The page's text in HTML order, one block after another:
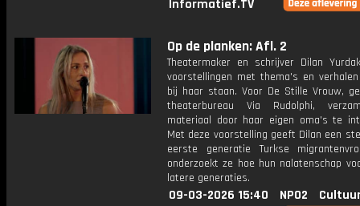
Informatief.TV
Op de planken: Afl. 2
Theatermaker en schrijver Dilan
voorstellingen met thema's en
bij haar staan. Voor De Stille Vrouw,
theaterbureau Via Rudolphi,
materiaal door haar eigen oma's te
Met deze voorstelling geeft Dilan een
eerste generatie Turkse
onderzoekt ze hoe hun nalatenschap
latere generaties.
09-03-2026 15:40 NPO2